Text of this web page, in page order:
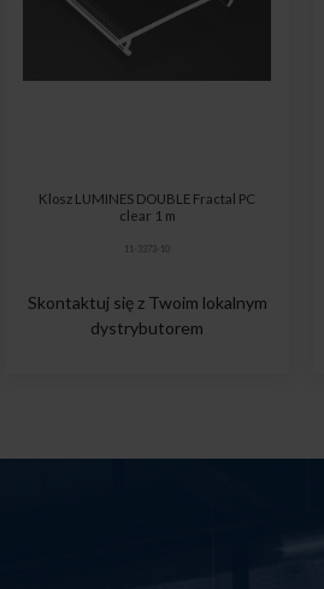
Klosz LUMINES DOUBLE Fractal PC
clear 1 m
11-3373-10
Skontaktuj się z Twoim lokalnym
dystrybutorem